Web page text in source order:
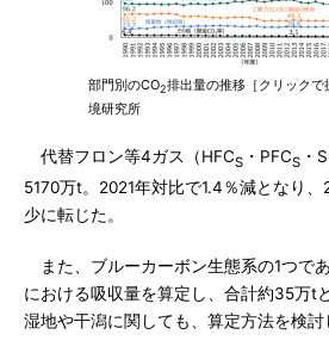
部門別のCO2排出量の推移［クリック
境研究所
代替フロン等4ガス（HFCS ・PFCS ・
5170万t。2021年対比で1.4％減となり
少に転じた。
また、ブルーカーボン生態系の1つで
における吸収量を算定し、合計約35万t
湿地や干潟に関しても、算定方法を検討